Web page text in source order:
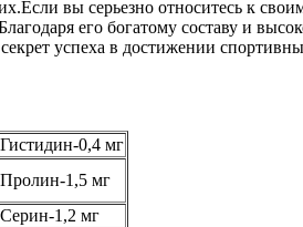
вы серьезно относитесь к
его богатому составу и
успеха в достижении
Гистидин-0,4 мг
Пролин-1,5 мг
Серин-1,2 мг